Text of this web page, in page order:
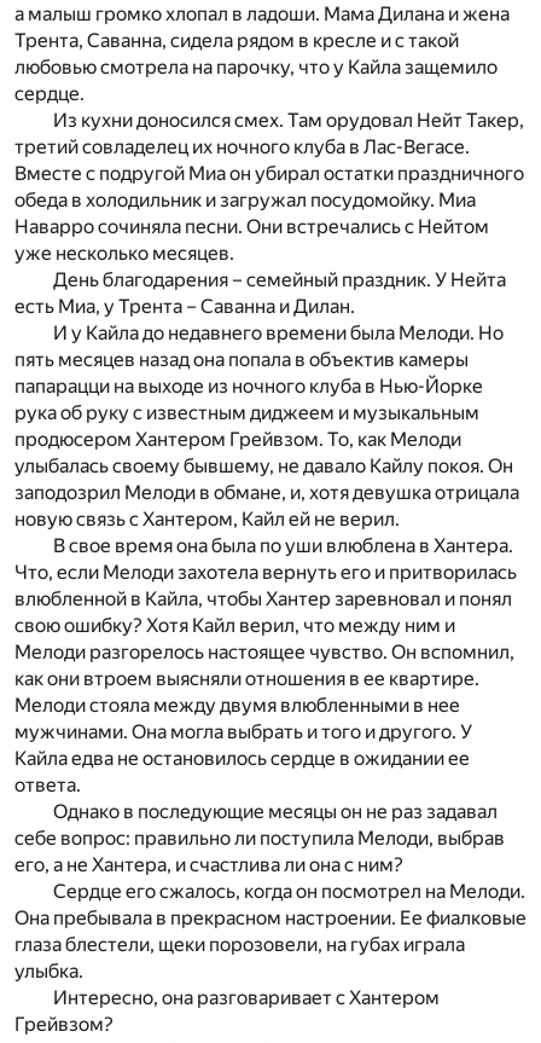
а малыш громко хлопал в ладоши. Мама Дилана и жена
Трента, Саванна, сидела рядом в кресле и с такой
любовью смотрела на парочку, что у Кайла защемило
сердце.
Из кухни доносился смех. Там орудовал Нейт Такер,
третий совладелец их ночного клуба в Лас-Вегасе.
Вместе с подругой Миа он убирал остатки праздничного
обеда в холодильник и загружал посудомойку. Миа
Наварро сочиняла песни. Они встречались с Нейтом
уже несколько месяцев.
День благодарения – семейный праздник. У Нейта
есть Миа, у Трента – Саванна и Дилан.
И у Кайла до недавнего времени была Мелоди. Но
пять месяцев назад она попала в объектив камеры
папарацци на выходе из ночного клуба в Нью-Йорке
рука об руку с известным диджеем и музыкальным
продюсером Хантером Грейвзом. То, как Мелоди
улыбалась своему бывшему, не давало Кайлу покоя. Он
заподозрил Мелоди в обмане, и, хотя девушка отрицала
новую связь с Хантером, Кайл ей не верил.
В свое время она была по уши влюблена в Хантера.
Что, если Мелоди захотела вернуть его и притворилась
влюбленной в Кайла, чтобы Хантер заревновал и понял
свою ошибку? Хотя Кайл верил, что между ним и
Мелоди разгорелось настоящее чувство. Он вспомнил,
как они втроем выясняли отношения в ее квартире.
Мелоди стояла между двумя влюбленными в нее
мужчинами. Она могла выбрать и того и другого. У
Кайла едва не остановилось сердце в ожидании ее
ответа.
Однако в последующие месяцы он не раз задавал
себе вопрос: правильно ли поступила Мелоди, выбрав
его, а не Хантера, и счастлива ли она с ним?
Сердце его сжалось, когда он посмотрел на Мелоди.
Она пребывала в прекрасном настроении. Ее фиалковые
глаза блестели, щеки порозовели, на губах играла
улыбка.
Интересно, она разговаривает с Хантером
Грейвзом?